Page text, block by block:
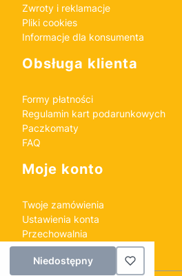
Zwroty i reklamacje
Pliki cookies
Informacje dla konsumenta
Obsługa klienta
Formy płatności
Regulamin kart podarunkowych
Paczkomaty
FAQ
Moje konto
Twoje zamówienia
Ustawienia konta
Przechowalnia
Niedostępny